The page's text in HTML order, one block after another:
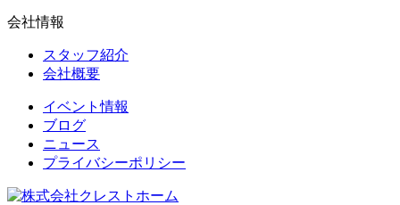
会社情報
スタッフ紹介
会社概要
イベント情報
ブログ
ニュース
プライバシーポリシー